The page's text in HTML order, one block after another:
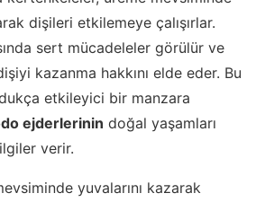
dişileri etkilemeye çalışırlar.
sert mücadeleler görülür ve
kazanma hakkını elde eder. Bu
etkileyici bir manzara
ejderlerinin doğal yaşamları
verir.
yuvalarını kazarak